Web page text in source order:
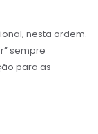
nesta ordem.
sempre
para as